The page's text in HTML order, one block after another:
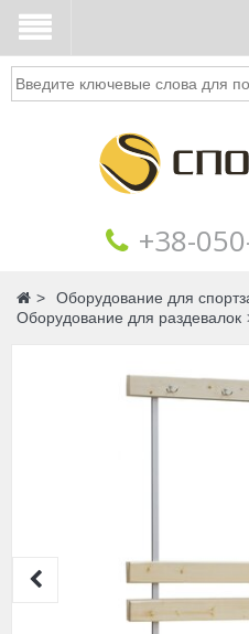
Поиск
+38‎‎-
Главная
Оборудование для
Оборудование для раздевалок